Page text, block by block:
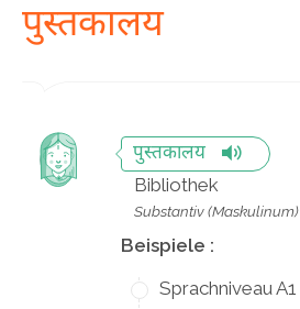
पुस्तकालय
पुस्तकालय
Bibliothek
Substantiv (Maskulinum)
Beispiele :
Sprachniveau A1